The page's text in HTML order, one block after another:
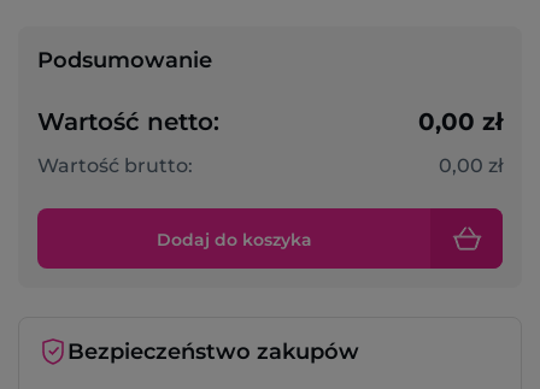
Podsumowanie
Wartość netto: 0,00 zł
Wartość brutto: 0,00 zł
Dodaj do koszyka
Bezpieczeństwo zakupów